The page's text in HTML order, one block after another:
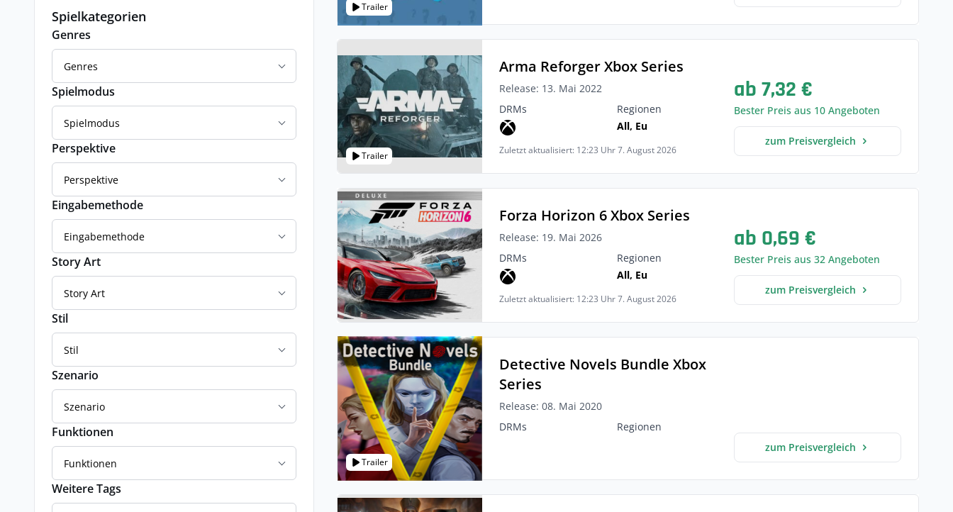
Spielkategorien
Genres
Genres
Spielmodus
Spielmodus
Perspektive
Perspektive
Eingabemethode
Eingabemethode
Story Art
Story Art
Stil
Stil
Szenario
Szenario
Funktionen
Funktionen
Weitere Tags
Trailer
Trailer
Arma Reforger Xbox Series
Release: 13. Mai 2022
DRMs
Regionen
All, Eu
Zuletzt aktualisiert: 12:23 Uhr 7. August 2026
ab 7,32 €
Bester Preis aus 10 Angeboten
zum Preisvergleich
Forza Horizon 6 Xbox Series
Release: 19. Mai 2026
DRMs
Regionen
All, Eu
Zuletzt aktualisiert: 12:23 Uhr 7. August 2026
ab 0,69 €
Bester Preis aus 32 Angeboten
zum Preisvergleich
Trailer
Detective Novels Bundle Xbox
Series
Release: 08. Mai 2020
DRMs
Regionen
zum Preisvergleich